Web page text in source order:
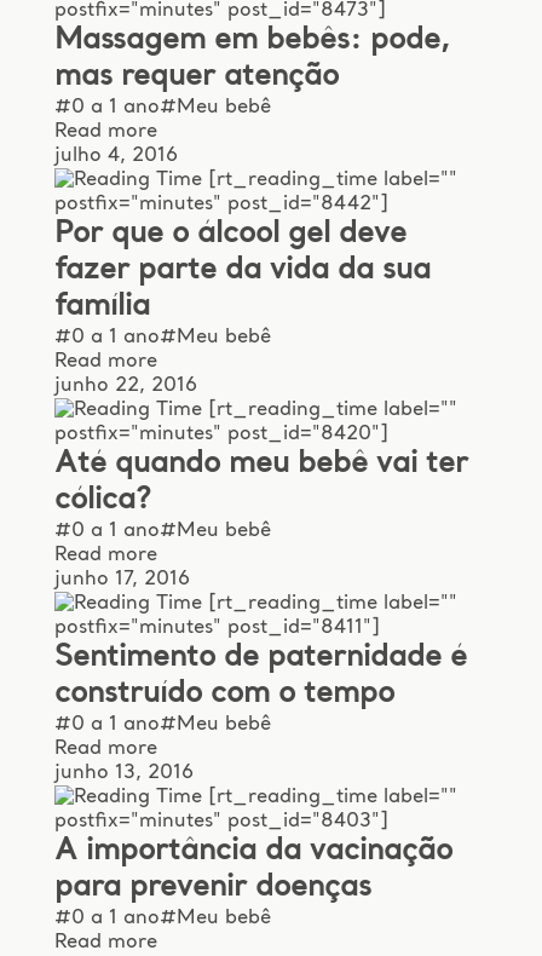
postfix="minutes" post_id="8473"]
Massagem em bebês: pode,
mas requer atenção
#0 a 1 ano#Meu bebê
Read more
julho 4, 2016
[rt_reading_time label=""
postfix="minutes" post_id="8442"]
Por que o álcool gel deve
fazer parte da vida da sua
família
#0 a 1 ano#Meu bebê
Read more
junho 22, 2016
[rt_reading_time label=""
postfix="minutes" post_id="8420"]
Até quando meu bebê vai ter
cólica?
#0 a 1 ano#Meu bebê
Read more
junho 17, 2016
[rt_reading_time label=""
postfix="minutes" post_id="8411"]
Sentimento de paternidade é
construído com o tempo
#0 a 1 ano#Meu bebê
Read more
junho 13, 2016
[rt_reading_time label=""
postfix="minutes" post_id="8403"]
A importância da vacinação
para prevenir doenças
#0 a 1 ano#Meu bebê
Read more